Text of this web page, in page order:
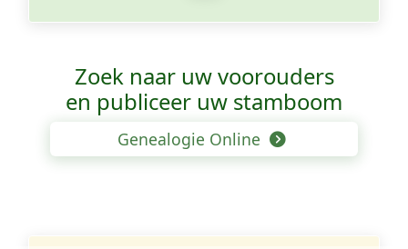
Zoek naar uw voorouders
en publiceer uw stamboom
Genealogie Online